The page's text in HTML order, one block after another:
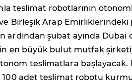
teslimat robotlarının
Birleşik Arap Emirliklerindeki
ardından şubat ayında Dubai
en büyük bulut mutfak
teslimatlara başlayacak.
adet teslimat robotu